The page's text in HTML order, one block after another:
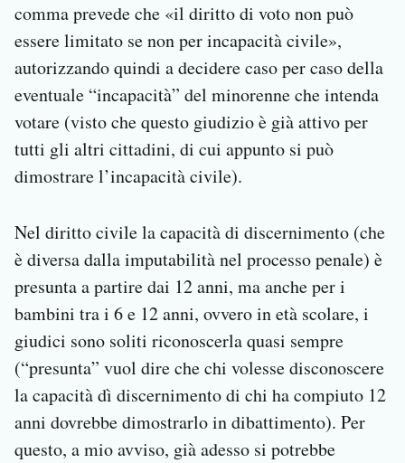
comma prevede che «il diritto di voto non può
essere limitato se non per incapacità civile»,
autorizzando quindi a decidere caso per caso della
eventuale “incapacità” del minorenne che intenda
votare (visto che questo giudizio è già attivo per
tutti gli altri cittadini, di cui appunto si può
dimostrare l’incapacità civile).
Nel diritto civile la capacità di discernimento (che
è diversa dalla imputabilità nel processo penale) è
presunta a partire dai 12 anni, ma anche per i
bambini tra i 6 e 12 anni, ovvero in età scolare, i
giudici sono soliti riconoscerla quasi sempre
(“presunta” vuol dire che chi volesse disconoscere
la capacità dì discernimento di chi ha compiuto 12
anni dovrebbe dimostrarlo in dibattimento). Per
questo, a mio avviso, già adesso si potrebbe